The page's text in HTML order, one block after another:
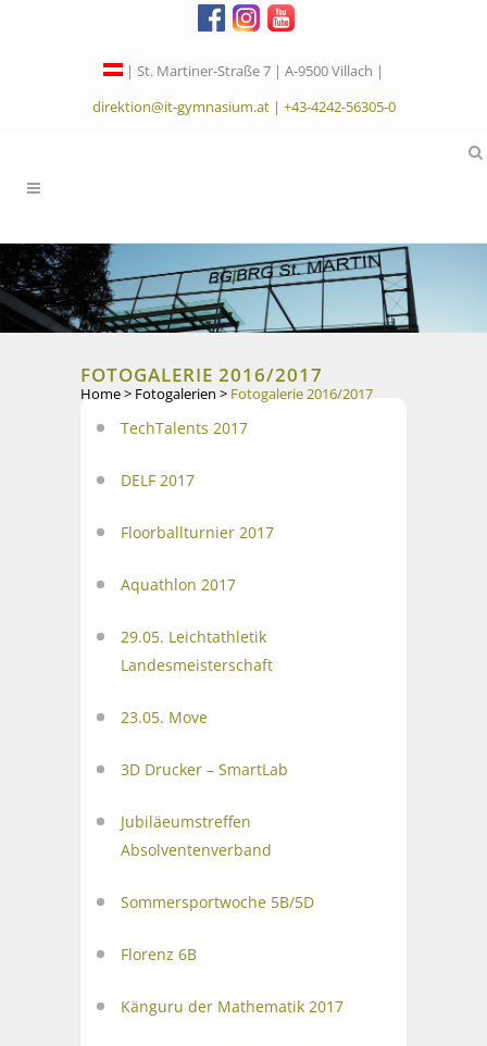
| St. Martiner-Straße 7 | A-9500 Villach |
direktion@it-gymnasium.at| +43-4242-56305-0
FOTOGALERIE 2016/2017
Home> Fotogalerien > Fotogalerie 2016/2017
TechTalents 2017
DELF 2017
Floorballturnier 2017
Aquathlon 2017
29.05. Leichtathletik
Landesmeisterschaft
23.05. Move
3D Drucker – SmartLab
Jubiläeumstreffen
Absolventenverband
Sommersportwoche 5B/5D
Florenz 6B
Känguru der Mathematik 2017